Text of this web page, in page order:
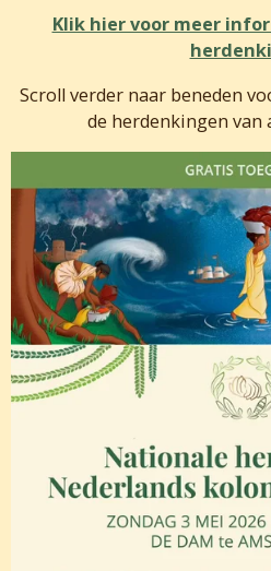
Klik hier voor meer
Scroll verder naar beneden
de herdenkingen van